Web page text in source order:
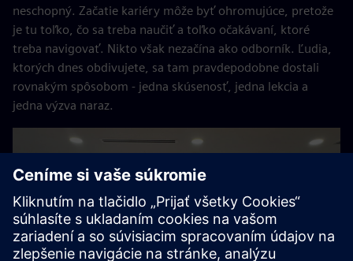
neschopný. Začatie kariéry môže byť ohromujúce, pretože
je tu toľko, čo sa treba naučiť a toľko očakávaní, ktoré
treba navigovať. Nikto však nezačína ako odborník. Ľudia,
ktorých dnes obdivujete, sa tam pravdepodobne dostali
rovnakým spôsobom - jedna skúsenosť, jedna lekcia a
jedna výzva naraz.